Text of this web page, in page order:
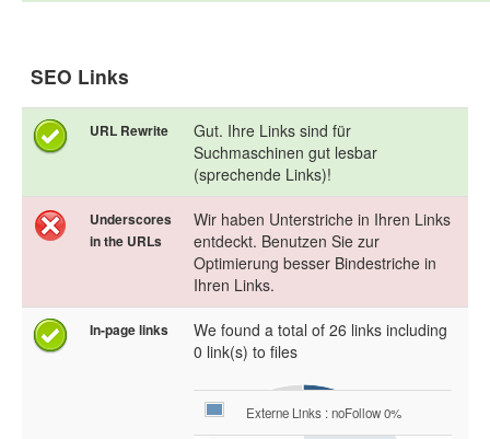
SEO Links
URL Rewrite
Gut. Ihre Links sind für
Suchmaschinen gut lesbar
(sprechende Links)!
Underscores
in the URLs
Wir haben Unterstriche in Ihren Links
entdeckt. Benutzen Sie zur
Optimierung besser Bindestriche in
Ihren Links.
In-page links
We found a total of 26 links including
0 link(s) to files
Externe Links : noFollow 0%